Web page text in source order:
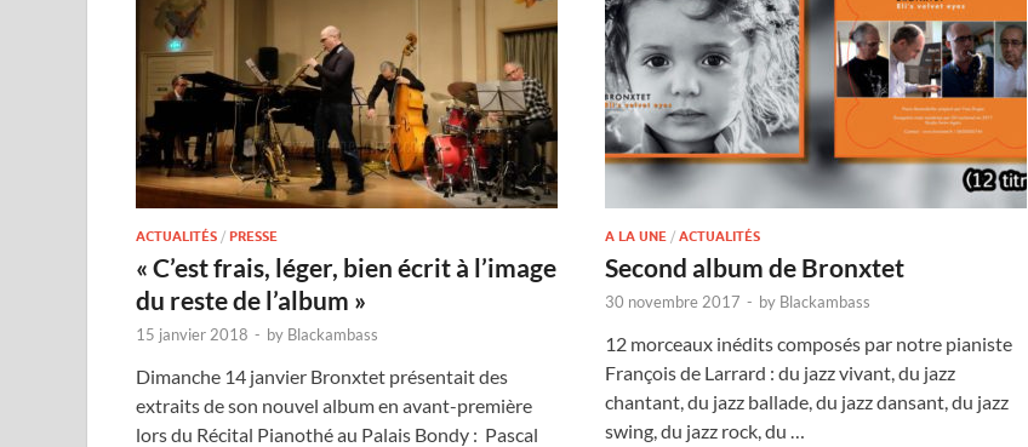
ACTUALITÉS / PRESSE
« C’est frais, léger, bien écrit à l’image
du reste de l’album »
15 janvier 2018 - by Blackambass
Dimanche 14 janvier Bronxtet présentait des
extraits de son nouvel album en avant-première
lors du Récital Pianothé au Palais Bondy : Pascal
A LA UNE / ACTUALITÉS
Second album de Bronxtet
30 novembre 2017 - by Blackambass
12 morceaux inédits composés par notre pianiste
François de Larrard : du jazz vivant, du jazz
chantant, du jazz ballade, du jazz dansant, du jazz
swing, du jazz rock, du …